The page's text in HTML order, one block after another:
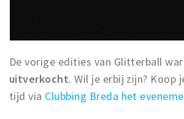
De vorige edities van Glitterball
uitverkocht. Wil je erbij zijn? Koop
tijd via Clubbing Breda het